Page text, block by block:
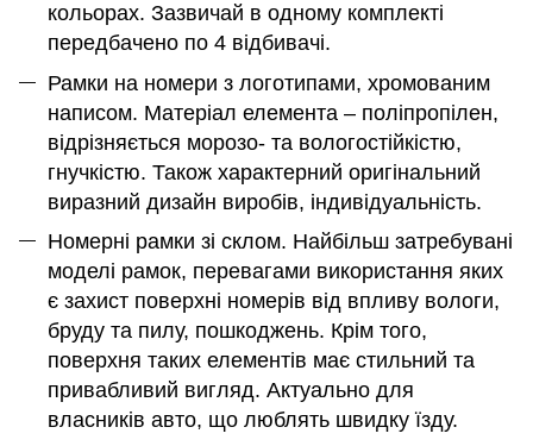
кольорах. Зазвичай в одному комплекті
передбачено по 4 відбивачі.
Рамки на номери з логотипами, хромованим
написом. Матеріал елемента – поліпропілен,
відрізняється морозо- та вологостійкістю,
гнучкістю. Також характерний оригінальний
виразний дизайн виробів, індивідуальність.
Номерні рамки зі склом. Найбільш затребувані
моделі рамок, перевагами використання яких
є захист поверхні номерів від впливу вологи,
бруду та пилу, пошкоджень. Крім того,
поверхня таких елементів має стильний та
привабливий вигляд. Актуально для
власників авто, що люблять швидку їзду.